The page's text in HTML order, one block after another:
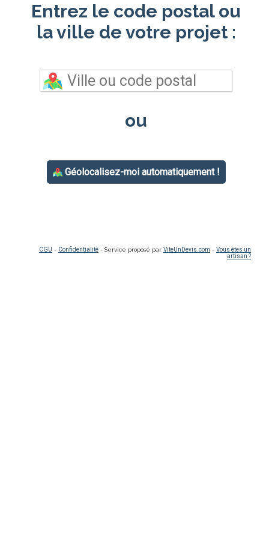
Entrez le code postal ou
la ville de votre projet :
ou
Géolocalisez-moi automatiquement !
CGU - Confidentialité - Service proposé par ViteUnDevis.com - Vous êtes un
artisan ?